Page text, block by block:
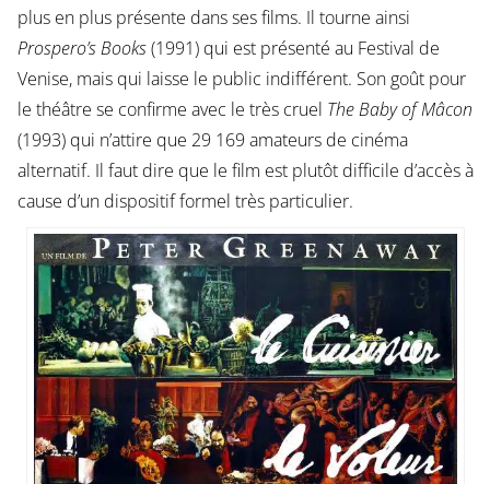
plus en plus présente dans ses films. Il tourne ainsi
Prospero’s Books(1991) qui est présenté au Festival de
Venise, mais qui laisse le public indifférent. Son goût pour
le théâtre se confirme avec le très cruel The Baby of Mâcon
(1993) qui n’attire que 29 169 amateurs de cinéma
alternatif. Il faut dire que le film est plutôt difficile d’accès à
cause d’un dispositif formel très particulier.